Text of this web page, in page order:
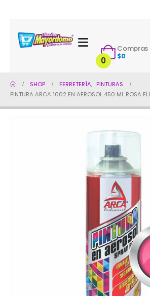
0
Compras
$0
SHOP FERRETERÍA, PINTURAS
PINTURA ARCA 1002 EN AEROSOL 450 ML ROSA